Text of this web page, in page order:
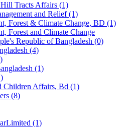
Tracts Affairs (1)
and Relief (1)
Forest & Climate Change, BD (1)
Forest and Climate Change
Republic of Bangladesh (0)
(4)
(1)
Children Affairs, Bd (1)
(8)
(1)